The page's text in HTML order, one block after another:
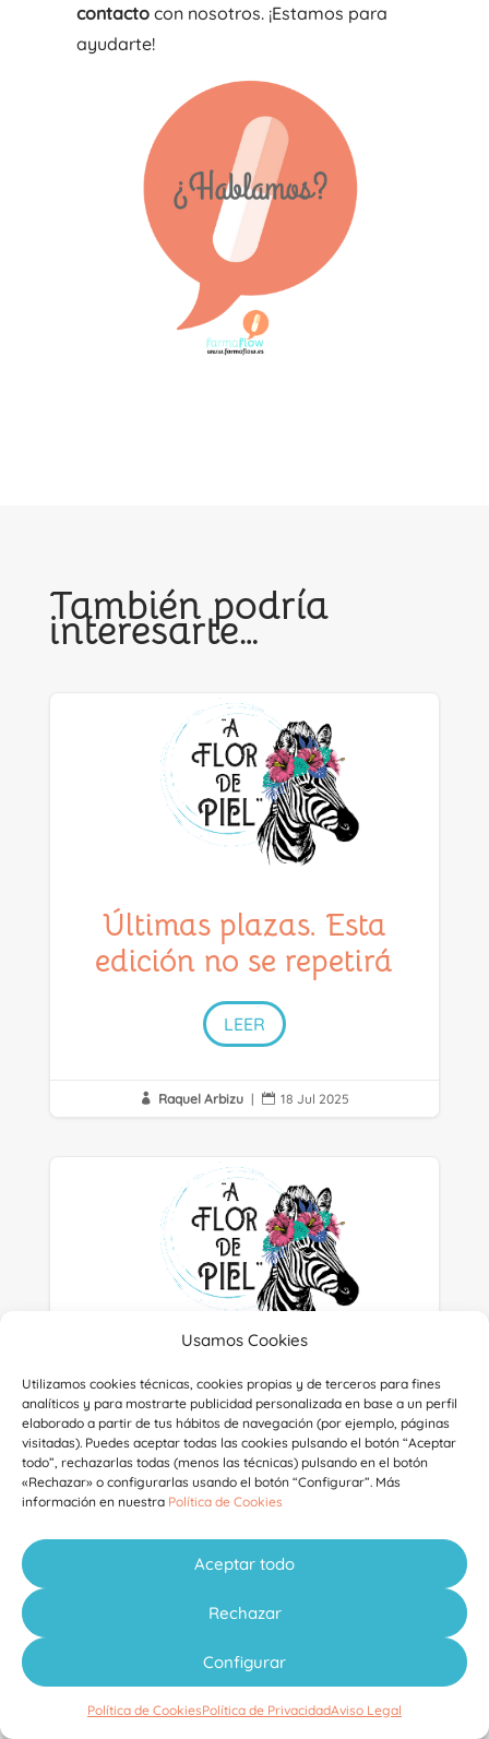
Usamos Cookies
Utilizamos cookies técnicas, cookies propias y de terceros para fines
analíticos y para mostrarte publicidad personalizada en base a un perfil
elaborado a partir de tus hábitos de navegación (por ejemplo, páginas
visitadas). Puedes aceptar todas las cookies pulsando el botón “Aceptar
todo”, rechazarlas todas (menos las técnicas) pulsando en el botón
«Rechazar» o configurarlas usando el botón “Configurar”. Más
información en nuestra Política de Cookies
Aceptar todo
Rechazar
Configurar
Política de CookiesPolítica de PrivacidadAviso Legal
contactocon nosotros. ¡Estamos para
ayudarte!
También podría
interesarte…
Últimas plazas. Esta
edición no se repetirá
LEER
 Raquel Arbizu |  18 Jul 2025
Lo que empezó como un
sueño, ya es referente
LEER
Raquel Arbizu |  10 Jul 2025